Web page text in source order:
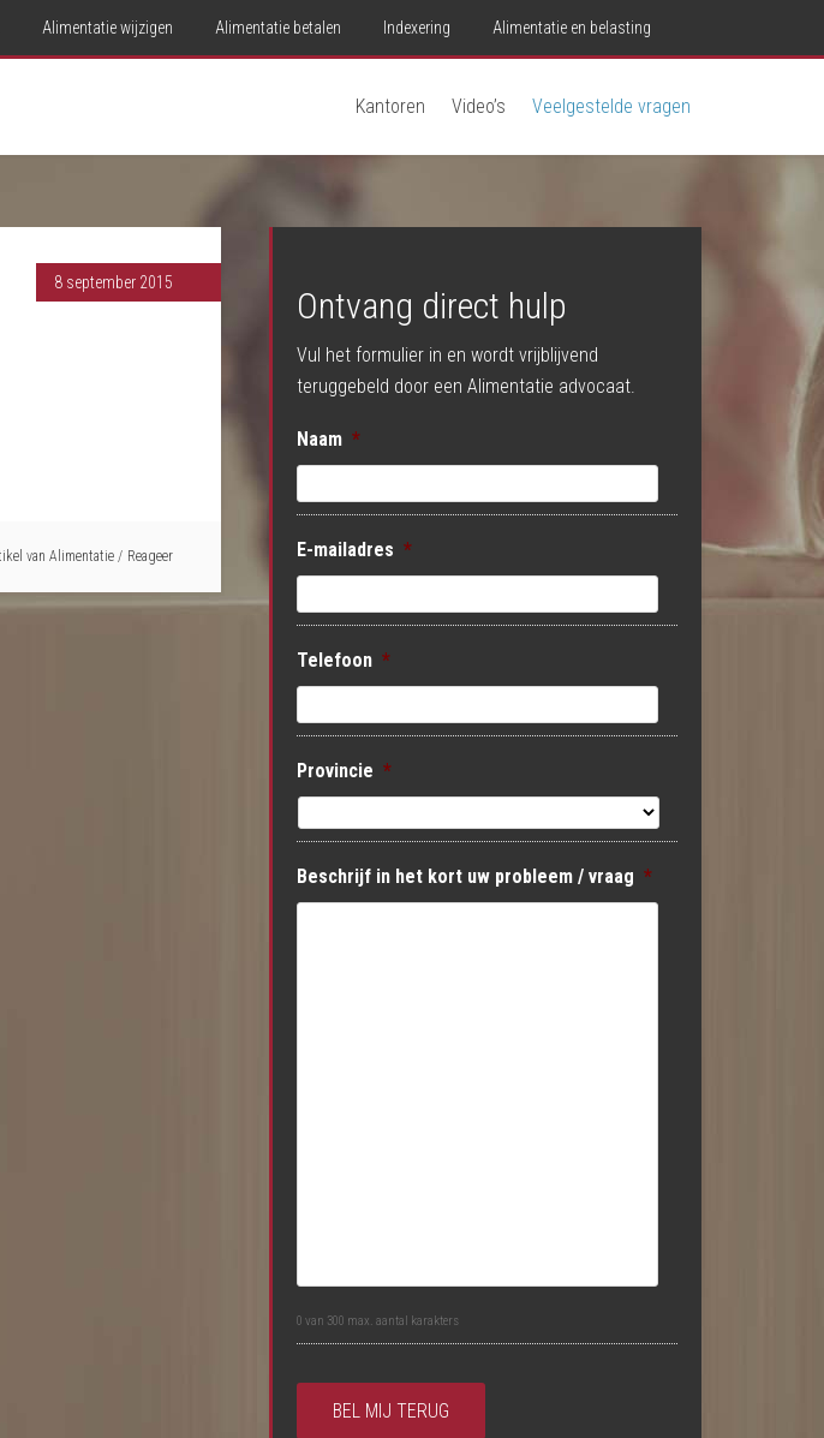
Alimentatie wijzigen Alimentatie betalen Indexering Alimentatie en belasting
Kantoren Video’s Veelgestelde vragen
8 september 2015
van Alimentatie Reageer
Ontvang direct hulp
Vul het formulier in en wordt vrijblijvend
teruggebeld door een Alimentatie advocaat.
Naam *
E-mailadres *
Telefoon *
Provincie *
Beschrijf in het kort uw probleem / vraag *
0 van 300 max. aantal karakters